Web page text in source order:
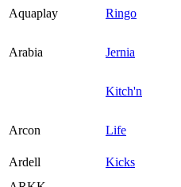
Aquaplay Ringo
Arabia
Jernia
Kitch'n
Arcon
Life
Ardell
Kicks